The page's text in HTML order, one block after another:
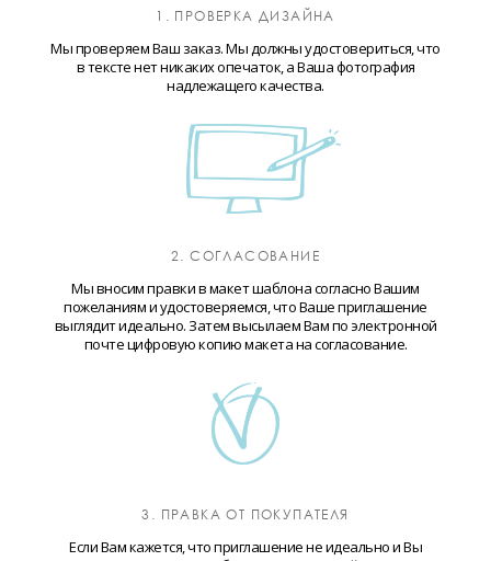
1. ПРОВЕРКА ДИЗАЙНА
Мы проверяем Ваш заказ. Мы должны удостовериться, что
в тексте нет никаких опечаток, а Ваша фотография
надлежащего качества.
2. СОГЛАСОВАНИЕ
Мы вносим правки в макет шаблона согласно Вашим
пожеланиям и удостоверяемся, что Ваше приглашение
выглядит идеально. Затем высылаем Вам по электронной
почте цифровую копию макета на согласование.
3. ПРАВКА ОТ ПОКУПАТЕЛЯ
Если Вам кажется, что приглашение не идеально и Вы